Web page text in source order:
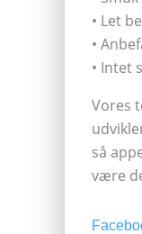
• Let
•
• Intet
Vores
så
være